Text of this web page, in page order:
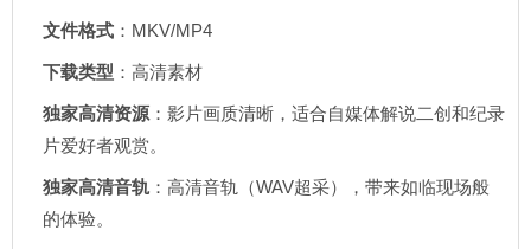
文件格式 ：MKV/MP4
下载类型 ：高清素材
独家高清资源 ：影片画质清晰，适合自媒体解说二创和纪录
片爱好者观赏。
独家高清音轨 ：高清音轨（WAV超采），带来如临现场般
的体验。